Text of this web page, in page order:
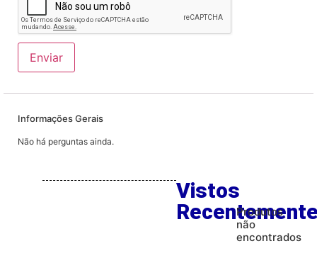
Informações Gerais
Não há perguntas ainda.
Vistos
Produtos
não
encontrados